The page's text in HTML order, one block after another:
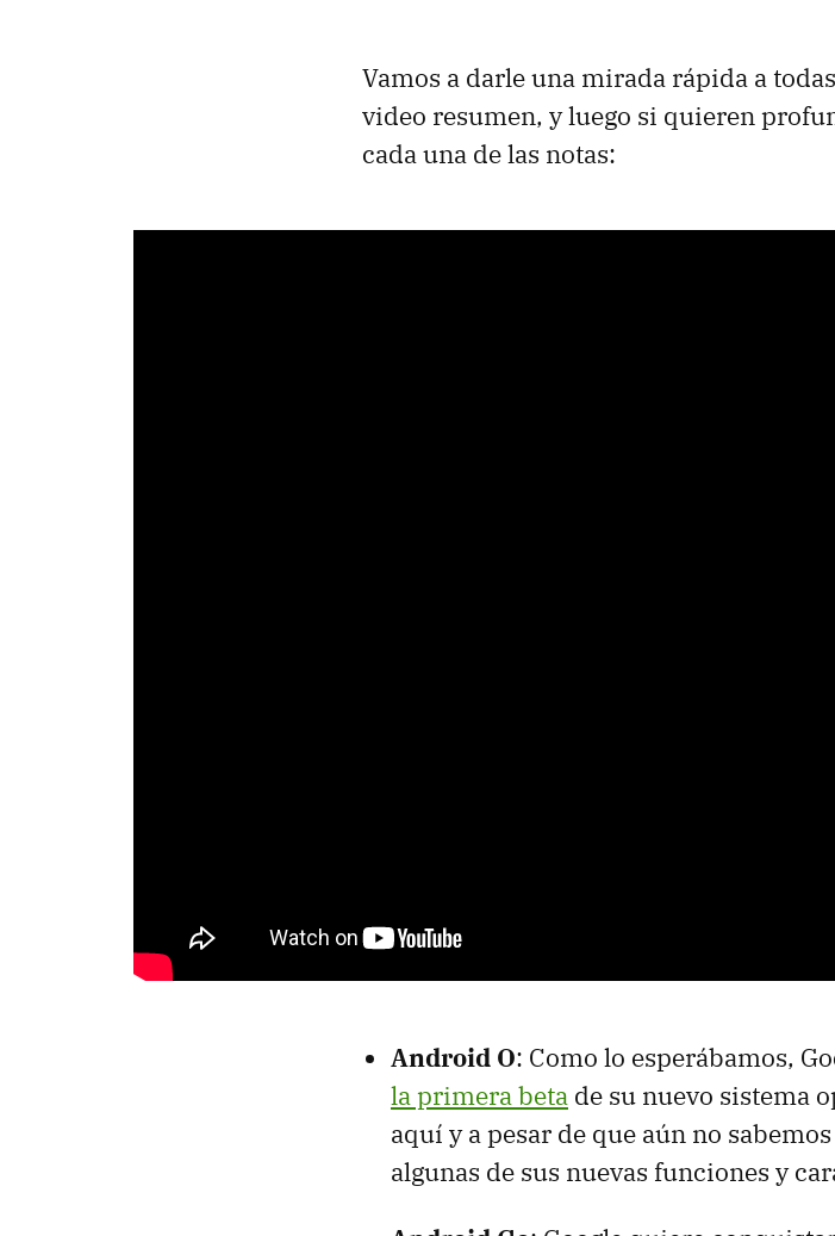
Vamos a darle una mirada rápida a
video resumen, y luego si quieren
cada una de las notas:
Android O: Como lo esperábamos,
la primera beta de su nuevo sistema
aquí y a pesar de que aún no
algunas de sus nuevas funciones y